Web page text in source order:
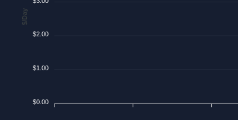
$2.00
$1.00
$0.00
$/Day